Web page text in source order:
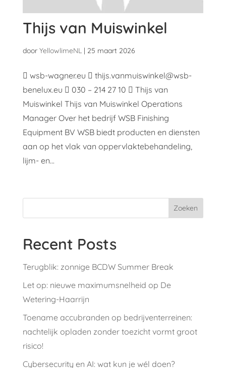
Thijs van Muiswinkel
door YellowlimeNL| 25 maart 2026
 wsb-wagner.eu  thijs.vanmuiswinkel@wsb-
benelux.eu  030 – 214 27 10  Thijs van
Muiswinkel Thijs van Muiswinkel Operations
Manager Over het bedrijf WSB Finishing
Equipment BV WSB biedt producten en diensten
aan op het vlak van oppervlaktebehandeling,
lijm- en...
Zoeken
Recent Posts
Terugblik: zonnige BCDW Summer Break
Let op: nieuwe maximumsnelheid op De
Wetering-Haarrijn
Toename accubranden op bedrijventerreinen:
nachtelijk opladen zonder toezicht vormt groot
risico!
Cybersecurity en AI: wat kun je wél doen?